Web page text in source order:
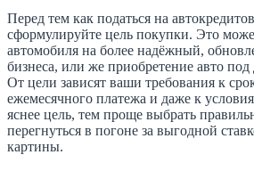
Перед тем как податься на
сформулируйте цель покупки. Это
автомобиля на более надёжный,
бизнеса, или же приобретение авто
От цели зависят ваши требования к
ежемесячного платежа и даже к
яснее цель, тем проще выбрать
перегнуться в погоне за выгодной
картины.